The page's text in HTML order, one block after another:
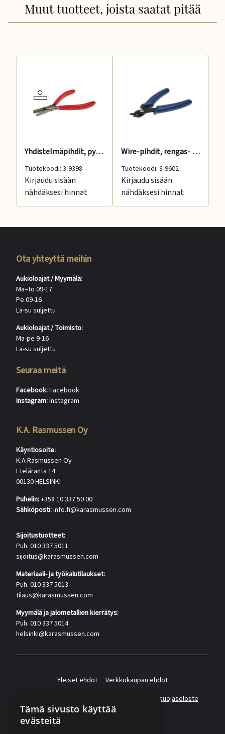
Muut tuotteet, joista saatat pitää
Yhdistelmäpihdit, pyöreä-latta, 130 mm
Tuotekoodi: 3-9398
Kirjaudu sisään
nähdäksesi hinnat
Wire-pihdit, rengas- ja putkiklemmarien kiinnityks
Tuotekoodi: 3-9602
Kirjaudu sisään
nähdäksesi hinnat
Ota yhteyttä meihin
Aukioloajat / Myymälä:
Ma–to 09-17
Pe 09-16
La-su suljettu
Aukioloajat / Toimisto:
Ma-pe 9-16
La-su suljettu
Seuraa meitä
Facebook:Facebook
Instagram:Instagram
K.A. Rasmussen Oy
Käyntiosoite:
K.A Rasmussen Oy
Eteläranta 14
00130 HELSINKI
Puhelin:+358 10 337 50 00
Sähköposti:info.fi@karasmussen.com
Sijoitustuotteet:
Puh. 010 337 5011
sijoitus@karasmussen.com
Materiaali- ja työkalutilaukset:
Puh. 010 337 5013
tilaus@karasmussen.com
Myymälä ja jalometallien kierrätys:
Puh. 010 337 5014
helsinki@karasmussen.com
Yleiset ehdot
Verkkokaupan ehdot
Asiakas- ja suoramarkkinointirekisterin tietosuojaseloste
Tämä sivusto käyttää
evästeitä